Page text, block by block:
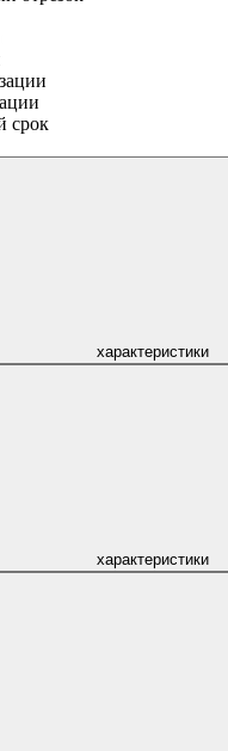
срок
характеристики
характеристики